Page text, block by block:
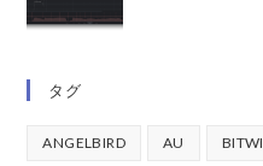
タグ
ANGELBIRD AU